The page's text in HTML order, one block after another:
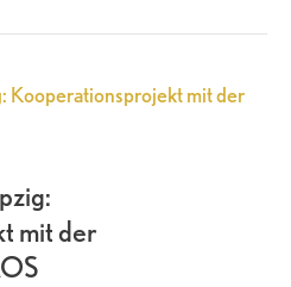
mit der